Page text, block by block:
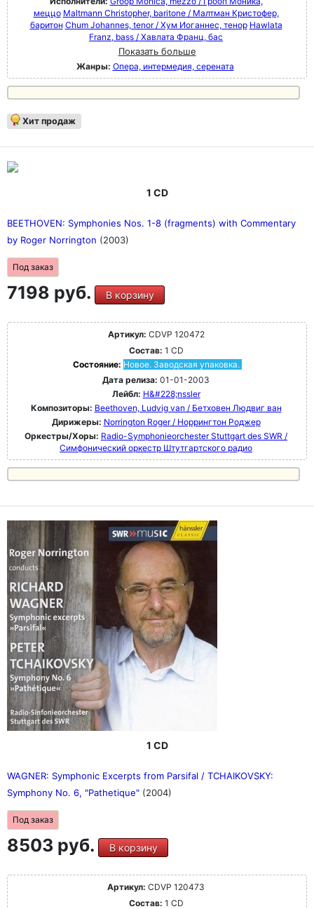
меццо Maltmann Christopher, baritone / Малтман Кристофер,
баритон Chum Johannes, tenor / Хум Иоганнес, тенор Hawlata
Franz, bass / Хавлата Франц, бас
Показать больше
Жанры: Опера, интермедия, серената
Хит продаж
1 CD
BEETHOVEN: Symphonies Nos. 1-8 (fragments) with Commentary
by Roger Norrington (2003)
Под заказ
7198 руб. В корзину
Артикул: CDVP 120472
Состав: 1 CD
Состояние: Новое. Заводская упаковка.
Дата релиза: 01-01-2003
Лейбл: H&#228;nssler
Композиторы: Beethoven, Ludvig van / Бетховен Людвиг ван
Дирижеры: Norrington Roger / Норрингтон Роджер
Оркестры/Хоры: Radio-Symphonieorchester Stuttgart des SWR /
Симфонический оркестр Штутгартского радио
1 CD
WAGNER: Symphonic Excerpts from Parsifal / TCHAIKOVSKY:
Symphony No. 6, "Pathetique" (2004)
Под заказ
8503 руб. В корзину
Артикул: CDVP 120473
Состав: 1 CD